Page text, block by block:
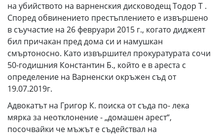
на убийството на варненския дисководещ Тодор Т .
Според обвинението престъплението е извършено
в съучастие на 26 февруари 2015 г., когато диджеят
бил причакан пред дома си и намушкан
смъртоносно. Като извършител прокуратурата сочи
50-годишния Константин Б., който е в ареста с
определение на Варненски окръжен съд от
19.07.2019г.
Адвокатът на Григор К. поиска от съда по- лека
мярка за неотклонение - „домашен арест“,
посочвайки че мъжът е съдействал на